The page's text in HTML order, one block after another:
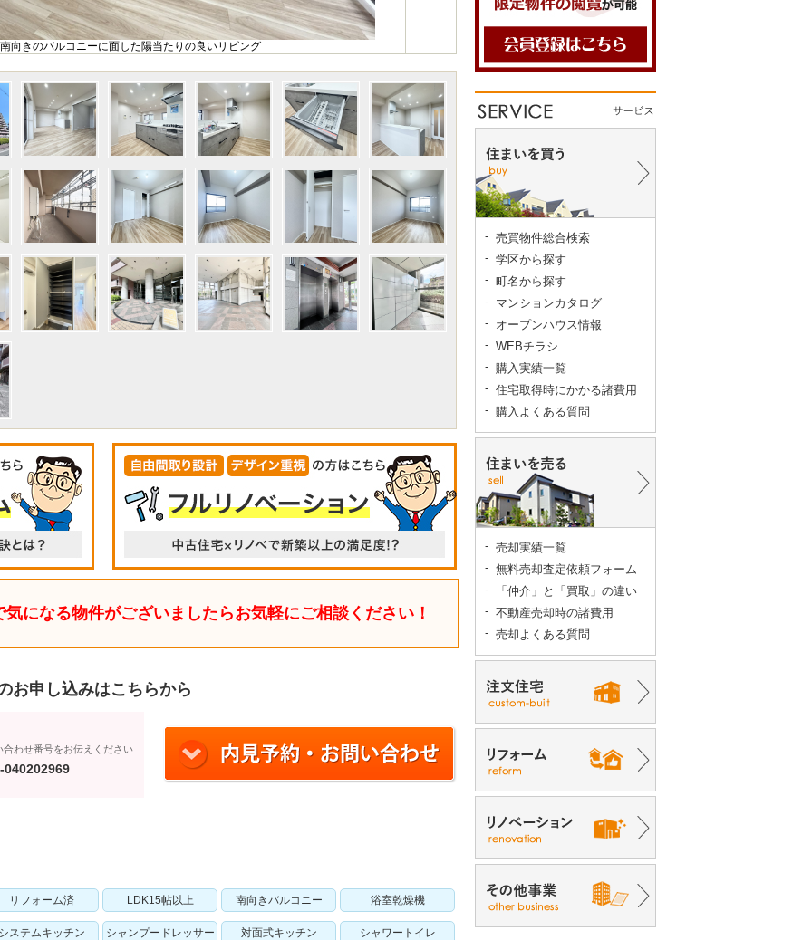
向きのバルコニーに面した陽当たりの良いリビング
になる物件がございましたらお気軽にご相談ください！
お申し込みはこちらから
合わせ番号をお伝えください
040202969
リフォーム済 LDK15帖以上 南向きバルコニー 浴室乾燥機
ステムキッチン シャンプードレッサー 対面式キッチン シャワートイレ
売買物件総合検索
学区から探す
町名から探す
マンションカタログ
オープンハウス情報
WEBチラシ
購入実績一覧
住宅取得時にかかる諸費用
購入よくある質問
売却実績一覧
無料売却査定依頼フォーム
「仲介」と「買取」の違い
不動産売却時の諸費用
売却よくある質問